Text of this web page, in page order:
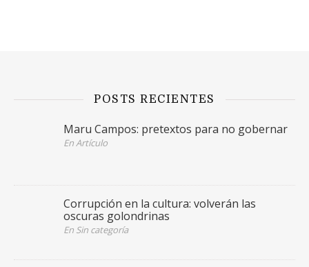
POSTS RECIENTES
Maru Campos: pretextos para no gobernar
En Artículo
Corrupción en la cultura: volverán las
oscuras golondrinas
En Sin categoría